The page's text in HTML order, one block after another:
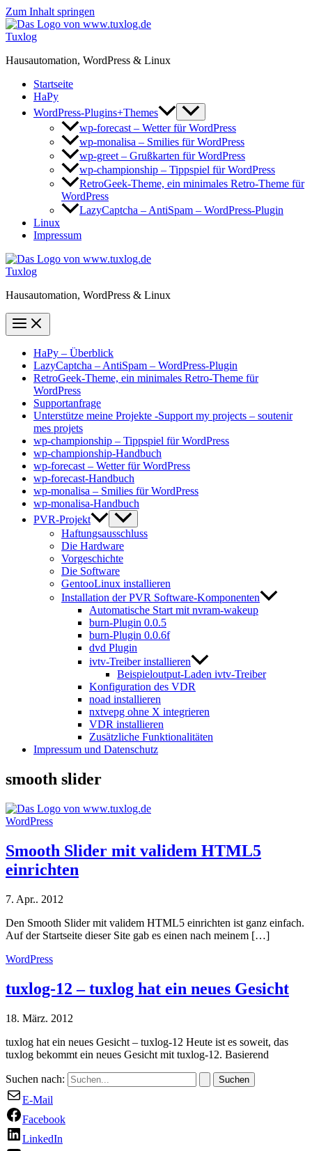
Zum Inhalt springen
Tuxlog
Hausautomation, WordPress & Linux
Startseite
HaPy
WordPress-Plugins+Themes
wp-forecast – Wetter für WordPress
wp-monalisa – Smilies für WordPress
wp-greet – Grußkarten für WordPress
wp-championship – Tippspiel für WordPress
RetroGeek-Theme, ein minimales Retro-Theme für
WordPress
LazyCaptcha – AntiSpam – WordPress-Plugin
Linux
Impressum
Tuxlog
Hausautomation, WordPress & Linux
HaPy – Überblick
LazyCaptcha – AntiSpam – WordPress-Plugin
RetroGeek-Theme, ein minimales Retro-Theme für
WordPress
Supportanfrage
Unterstütze meine Projekte -Support my projects – soutenir
mes projets
wp-championship – Tippspiel für WordPress
wp-championship-Handbuch
wp-forecast – Wetter für WordPress
wp-forecast-Handbuch
wp-monalisa – Smilies für WordPress
wp-monalisa-Handbuch
PVR-Projekt
Haftungsausschluss
Die Hardware
Vorgeschichte
Die Software
GentooLinux installieren
Installation der PVR Software-Komponenten
Automatische Start mit nvram-wakeup
burn-Plugin 0.0.5
burn-Plugin 0.0.6f
dvd Plugin
ivtv-Treiber installieren
Beispieloutput-Laden ivtv-Treiber
Konfiguration des VDR
noad installieren
nxtvepg ohne X integrieren
VDR installieren
Zusätzliche Funktionalitäten
Impressum und Datenschutz
smooth slider
WordPress
Smooth Slider mit validem HTML5
einrichten
7. Apr.. 2012
Den Smooth Slider mit validem HTML5 einrichten ist ganz einfach.
Auf der Startseite dieser Site gab es einen nach meinem […]
WordPress
tuxlog-12 – tuxlog hat ein neues Gesicht
18. März. 2012
tuxlog hat ein neues Gesicht – tuxlog-12 Heute ist es soweit, das
tuxlog bekommt ein neues Gesicht mit tuxlog-12. Basierend
Suchen nach:
E-Mail
Facebook
LinkedIn